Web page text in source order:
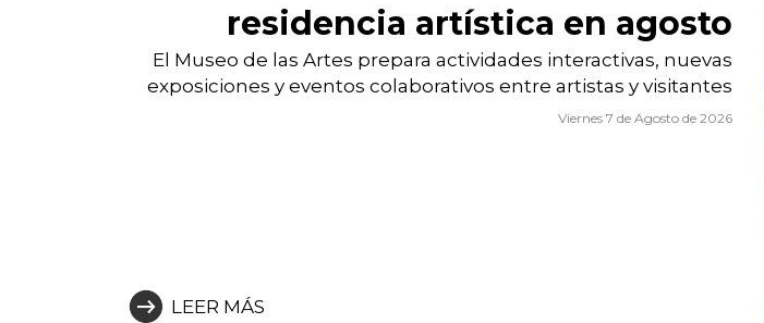
residencia artística en agosto
El Museo de las Artes prepara actividades interactivas, nuevas
exposiciones y eventos colaborativos entre artistas y visitantes
Viernes 7 de Agosto de 2026
LEER MÁS